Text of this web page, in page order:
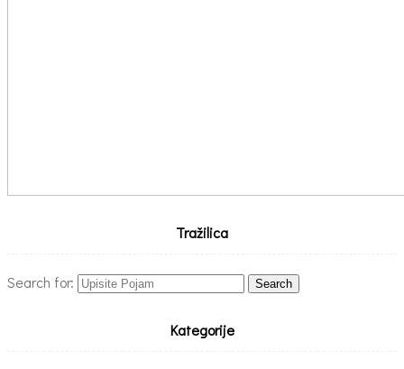
Tražilica
Search for:
Kategorije